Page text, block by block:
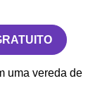
uma vereda de